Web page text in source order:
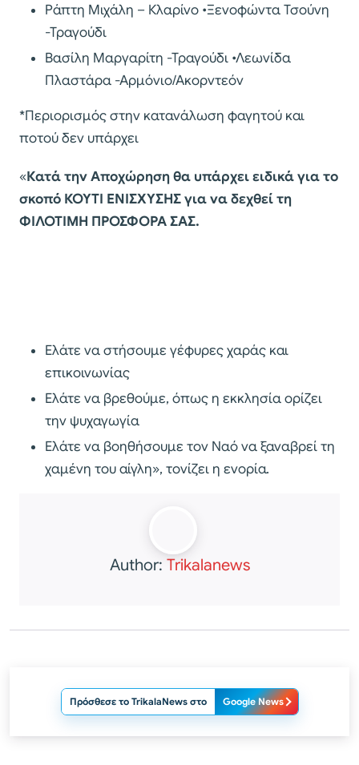
Ράπτη Μιχάλη – Κλαρίνο •Ξενοφώντα Τσούνη
-Τραγούδι
Βασίλη Μαργαρίτη -Τραγούδι •Λεωνίδα
Πλαστάρα -Αρμόνιο/Ακορντεόν
*Περιορισμός στην κατανάλωση φαγητού και
ποτού δεν υπάρχει
«Κατά την Αποχώρηση θα υπάρχει ειδικά για το
σκοπό ΚΟΥΤΙ ΕΝΙΣΧΥΣΗΣ για να δεχθεί τη
ΦΙΛΟΤΙΜΗ ΠΡΟΣΦΟΡΑ ΣΑΣ.
Ελάτε να στήσουμε γέφυρες χαράς και
επικοινωνίας
Ελάτε να βρεθούμε, όπως η εκκλησία ορίζει
την ψυχαγωγία
Ελάτε να βοηθήσουμε τον Nαό να ξαναβρεί τη
χαμένη του αίγλη», τονίζει η ενορία.
Author: Trikalanews
Πρόσθεσε το TrikalaNews στο Google News